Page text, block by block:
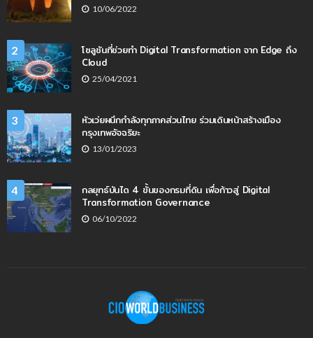
10/06/2022
2
โซลูชันที่ช่วยทำ Digital Transformation จาก Edge ถึง
Cloud
25/04/2021
3
หัวเว่ยผนึกกำลังทุกภาคส่วนไทย ร่วมเดินหน้าสร้างเมือง
กรุงเทพอัจฉริยะ
13/01/2023
4
กลยุทธ์บันได 4 ขั้นของกรมที่ดิน เพื่อก้าวสู่ Digital
Transformation Governance
06/10/2022